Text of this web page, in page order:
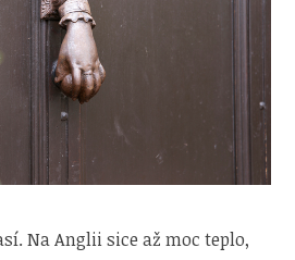
Na Anglii sice až moc teplo,